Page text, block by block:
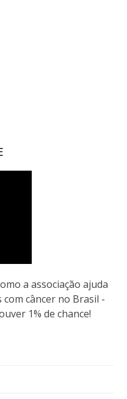
a associação ajuda
câncer no Brasil -
1% de chance!